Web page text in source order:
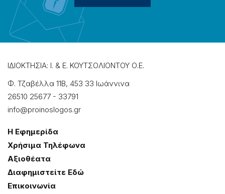
ΙΔΙΟΚΤΗΣΙΑ: Ι. & Ε. ΚΟΥΤΣΟΛΙΟΝΤΟΥ Ο.Ε.
Φ. Τζαβέλλα 11Β, 453 33 Ιωάννɩνα
26510 25677 - 33791
info@proinoslogos.gr
Η Εφημερίδα
Χρήσɩμα Τηλέφωνα
Αξɩοθέατα
Δɩαφημɩστείτε Εδώ
Επɩκοɩνωνία